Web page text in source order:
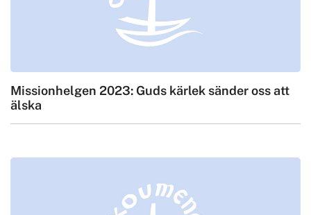
Missionhelgen 2023: Guds kärlek sänder oss att
älska